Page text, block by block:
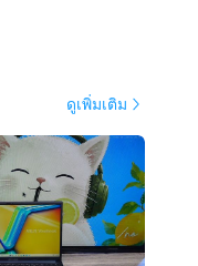
ดูเพิ่มเติม